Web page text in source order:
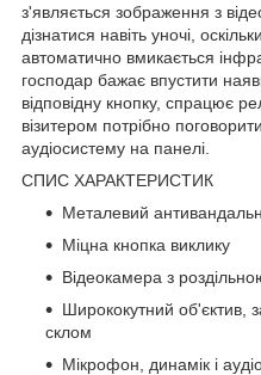
з'являється зображення з
дізнатися навіть уночі,
автоматично вмикається
господар бажає впустити
відповідну кнопку, спрацює
візитером потрібно
аудіосистему на панелі.
СПИС ХАРАКТЕРИСТИК
Металевий
Міцна кнопка виклику
Відеокамера з
Ширококутний об'єктив,
склом
Мікрофон, динамік і